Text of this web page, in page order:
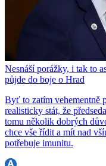
Nesnáší porážky, i tak to
půjde do boje o Hrad
Byť to zatím vehementně
realisticky stát, že
tomu několik dobrých
chce vše řídit a mít nad
potřebuje imunitu.